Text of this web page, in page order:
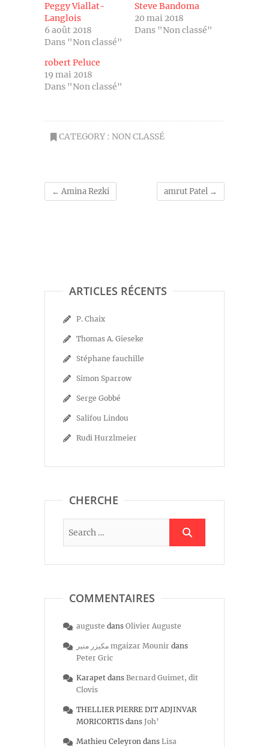
Peggy Viallat-
Langlois
6 août 2018
Dans "Non classé"
Steve Bandoma
20 mai 2018
Dans "Non classé"
robert Peluce
19 mai 2018
Dans "Non classé"
CATEGORY : NON CLASSÉ
← Amina Rezki amrut Patel →
ARTICLES RÉCENTS
P. Chaix
Thomas A. Gieseke
Stéphane fauchille
Simon Sparrow
Serge Gobbé
Salifou Lindou
Rudi Hurzlmeier
CHERCHE
COMMENTAIRES
auguste dans Olivier Auguste
مكيزر منير mgaizar Mounir dans
Peter Gric
Karapet dans Bernard Guimet, dit
Clovis
THELLIER PIERRE DIT ADJINVAR
MORICORTIS dans Joh’
Mathieu Celeyron dans Lisa